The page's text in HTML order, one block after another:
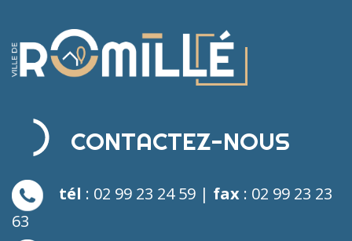
CONTACTEZ-NOUS
tél : 02 99 23 24 59 | fax : 02 99 23 23
63